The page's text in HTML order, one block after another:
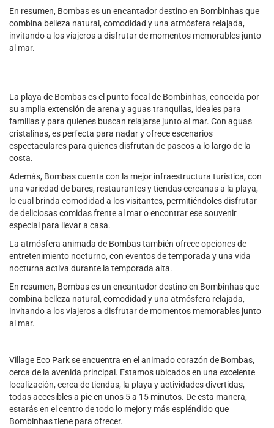
En resumen, Bombas es un encantador destino en Bombinhas que
combina belleza natural, comodidad y una atmósfera relajada,
invitando a los viajeros a disfrutar de momentos memorables junto
al mar.
La playa de Bombas es el punto focal de Bombinhas, conocida por
su amplia extensión de arena y aguas tranquilas, ideales para
familias y para quienes buscan relajarse junto al mar. Con aguas
cristalinas, es perfecta para nadar y ofrece escenarios
espectaculares para quienes disfrutan de paseos a lo largo de la
costa.
Además, Bombas cuenta con la mejor infraestructura turística, con
una variedad de bares, restaurantes y tiendas cercanas a la playa,
lo cual brinda comodidad a los visitantes, permitiéndoles disfrutar
de deliciosas comidas frente al mar o encontrar ese souvenir
especial para llevar a casa.
La atmósfera animada de Bombas también ofrece opciones de
entretenimiento nocturno, con eventos de temporada y una vida
nocturna activa durante la temporada alta.
En resumen, Bombas es un encantador destino en Bombinhas que
combina belleza natural, comodidad y una atmósfera relajada,
invitando a los viajeros a disfrutar de momentos memorables junto
al mar.
Village Eco Park se encuentra en el animado corazón de Bombas,
cerca de la avenida principal. Estamos ubicados en una excelente
localización, cerca de tiendas, la playa y actividades divertidas,
todas accesibles a pie en unos 5 a 15 minutos. De esta manera,
estarás en el centro de todo lo mejor y más espléndido que
Bombinhas tiene para ofrecer.